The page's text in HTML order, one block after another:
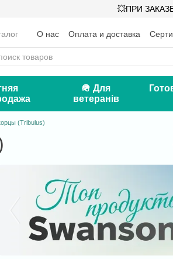
💥ПРИ
О нас Оплата и доставка
о магазине
Контакты Блог
🪖 Для
ветеранів
(Tribulus)